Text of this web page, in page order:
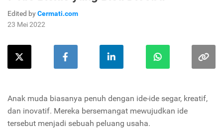
Edited byCermati.com
23 Mei 2022
Anak muda biasanya penuh dengan ide-ide segar, kreatif,
dan inovatif. Mereka bersemangat mewujudkan ide
tersebut menjadi sebuah peluang usaha.